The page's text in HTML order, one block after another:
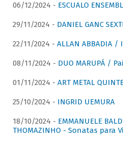
06/12/2024 - ESCUALO
29/11/2024 - DANIEL GANC
22/11/2024 - ALLAN ABBADIA /
08/11/2024 - DUO MARUPÁ /
01/11/2024 - ART METAL
25/10/2024 - INGRID UEMURA
18/10/2024 - EMMANUELE
THOMAZINHO - Sonatas para